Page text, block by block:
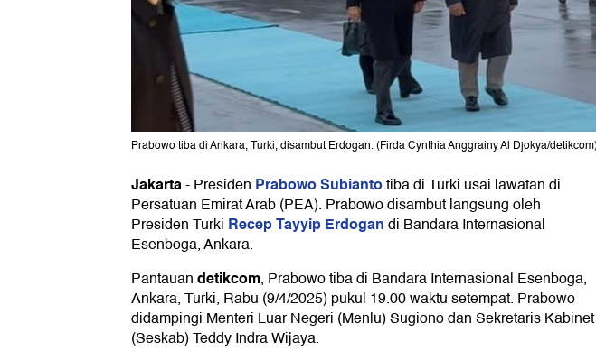
Prabowo tiba di Ankara, Turki, disambut Erdogan. (Firda Cynthia Anggrainy Al Djokya/
Jakarta-Presiden Prabowo Subiantotiba di Turki usai lawatan di
Persatuan Emirat Arab (PEA). Prabowo disambut langsung oleh
Presiden Turki Recep Tayyip Erdogandi Bandara Internasional
Esenboga, Ankara.
Pantauandetikcom, Prabowo tiba di Bandara Internasional Esenboga,
Ankara, Turki, Rabu (9/4/2025) pukul 19.00 waktu setempat. Prabowo
didampingi Menteri Luar Negeri (Menlu) Sugiono dan Sekretaris Kabinet
(Seskab) Teddy Indra Wijaya.